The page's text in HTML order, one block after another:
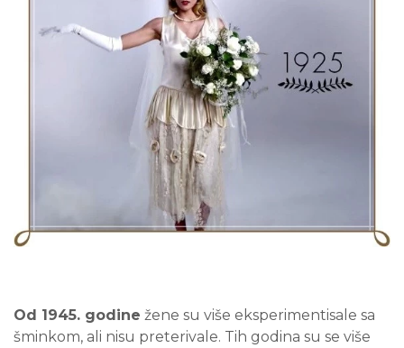
Od 1945. godine žene su više eksperimentisale sa
šminkom, ali nisu preterivale. Tih godina su se više